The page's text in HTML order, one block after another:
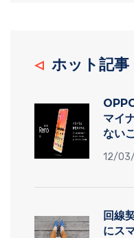
ホット記事
マイ
ない
12/
回線
にス